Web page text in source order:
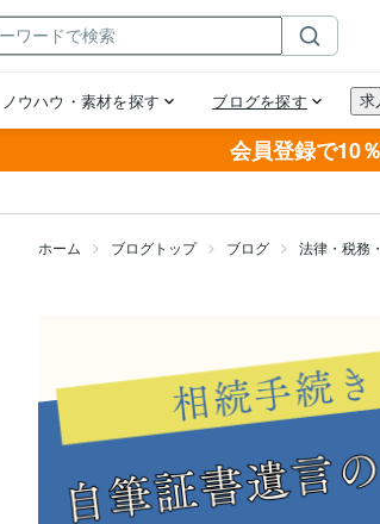
会員登録で10
ホーム ブログトップ ブログ 法律・税務